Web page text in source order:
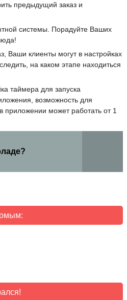
предыдущий заказ и
системы. Порадуйте Ваших
Ваши клиенты могут в настройках
на каком этапе находиться
таймера для запуска
возможность для
приложении может работать от 1